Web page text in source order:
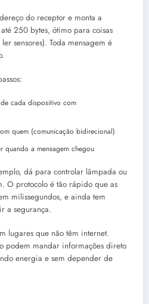
do receptor e monta a
250 bytes, ótimo para coisas
sensores). Toda mensagem é
cada dispositivo com
quem (comunicação bidirecional)
quando a mensagem chegou
dá para controlar lâmpada ou
O protocolo é tão rápido que as
milissegundos, e ainda tem
a segurança.
lugares que não têm internet.
podem mandar informações direto
energia e sem depender de